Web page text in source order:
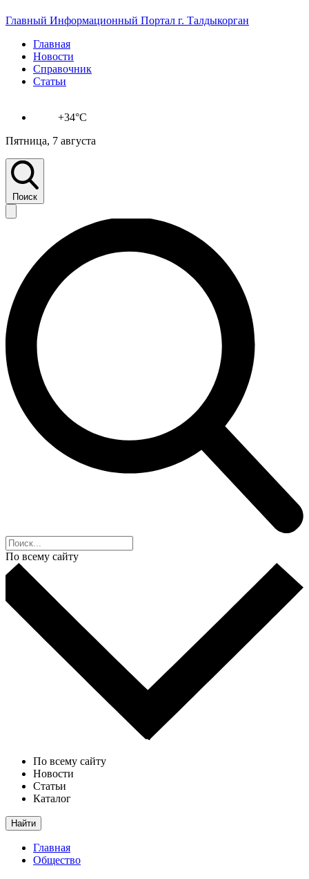
Главный Информационный Портал г. Талдыкорган
Главная
Новости
Справочник
Статьи
+34°C
Пятница, 7 августа
Поиск
По всему сайту
По всему сайту
Новости
Статьи
Каталог
Найти
Главная
Общество